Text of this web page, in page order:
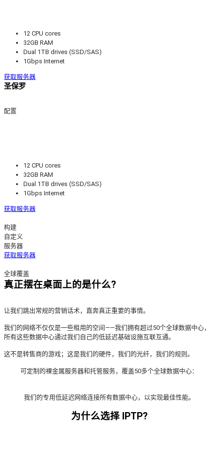
12 CPU cores
32GB RAM
Dual 1TB drives (SSD/SAS)
1Gbps Internet
获取服务器
圣保罗
配置
12 CPU cores
32GB RAM
Dual 1TB drives (SSD/SAS)
1Gbps Internet
获取服务器
构建
自定义
服务器
获取服务器
全球覆盖
真正摆在桌面上的是什么?
让我们跳出常规的营销话术，直奔真正重要的事情。
我们的网络不仅仅是一些租用的空间——我们拥有超过50个全球数据中心，
所有这些数据中心通过我们自己的低延迟基础设施互联互通。
这不是转售商的游戏；这是我们的硬件，我们的光纤，我们的规则。
可定制的裸金属服务器和托管服务，覆盖50多个全球数据中心：
我们的专用低延迟网络连接所有数据中心，以实现最佳性能。
为什么选择 IPTP?